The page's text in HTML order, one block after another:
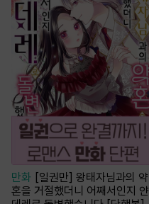
만화 [일권만] 왕태자님과의 약
혼을 거절했더니 어째서인지 얀